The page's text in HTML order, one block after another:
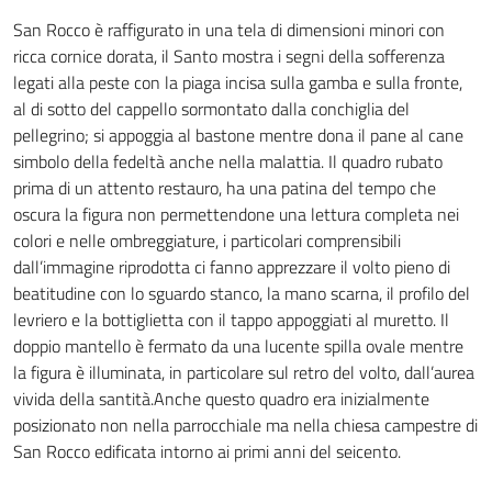
San Rocco è raffigurato in una tela di dimensioni minori con
ricca cornice dorata, il Santo mostra i segni della sofferenza
legati alla peste con la piaga incisa sulla gamba e sulla fronte,
al di sotto del cappello sormontato dalla conchiglia del
pellegrino; si appoggia al bastone mentre dona il pane al cane
simbolo della fedeltà anche nella malattia. Il quadro rubato
prima di un attento restauro, ha una patina del tempo che
oscura la figura non permettendone una lettura completa nei
colori e nelle ombreggiature, i particolari comprensibili
dall’immagine riprodotta ci fanno apprezzare il volto pieno di
beatitudine con lo sguardo stanco, la mano scarna, il profilo del
levriero e la bottiglietta con il tappo appoggiati al muretto. Il
doppio mantello è fermato da una lucente spilla ovale mentre
la figura è illuminata, in particolare sul retro del volto, dall’aurea
vivida della santità.Anche questo quadro era inizialmente
posizionato non nella parrocchiale ma nella chiesa campestre di
San Rocco edificata intorno ai primi anni del seicento.